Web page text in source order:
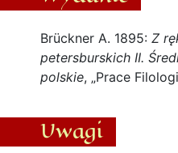
Brückner A. 1895: Z
petersburskich II.
polskie, „Prace
Uwagi